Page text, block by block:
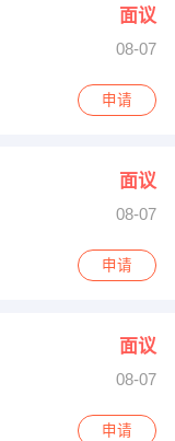
面议
08-07
申请
面议
08-07
申请
面议
08-07
申请